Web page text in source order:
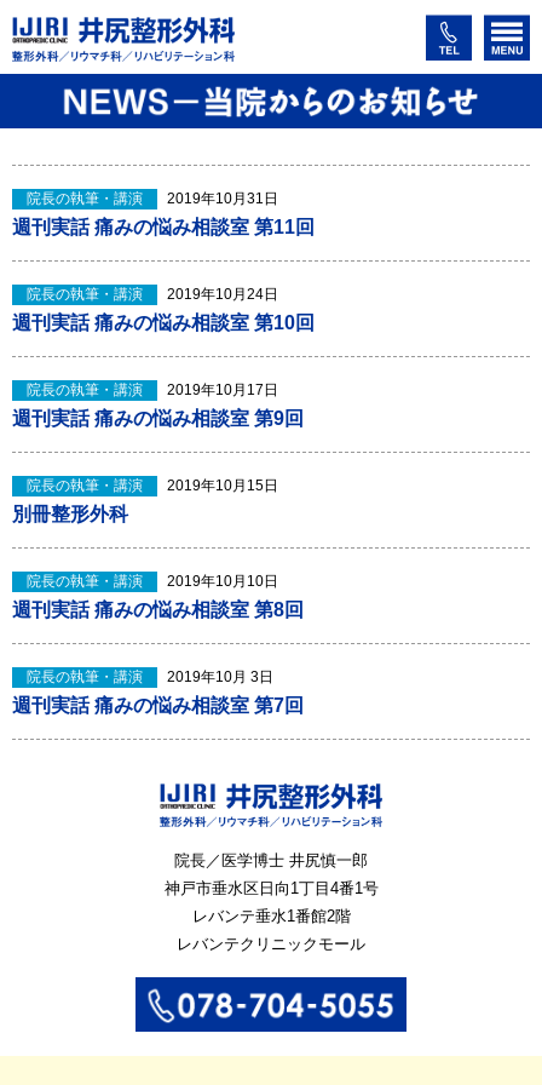
院長の執筆・講演 2019年10月31日
週刊実話 痛みの悩み相談室 第11回
院長の執筆・講演 2019年10月24日
週刊実話 痛みの悩み相談室 第10回
院長の執筆・講演 2019年10月17日
週刊実話 痛みの悩み相談室 第9回
院長の執筆・講演 2019年10月15日
別冊整形外科
院長の執筆・講演 2019年10月10日
週刊実話 痛みの悩み相談室 第8回
院長の執筆・講演 2019年10月 3日
週刊実話 痛みの悩み相談室 第7回
院長／医学博士 井尻慎一郎
神戸市垂水区日向1丁目4番1号
レバンテ垂水1番館2階
レバンテクリニックモール